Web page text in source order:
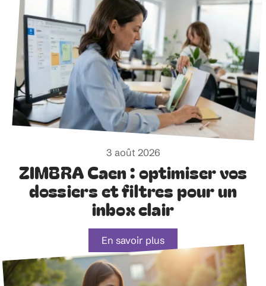
3 août 2026
ZIMBRA Caen : optimiser vos
dossiers et filtres pour un
inbox clair
En savoir plus